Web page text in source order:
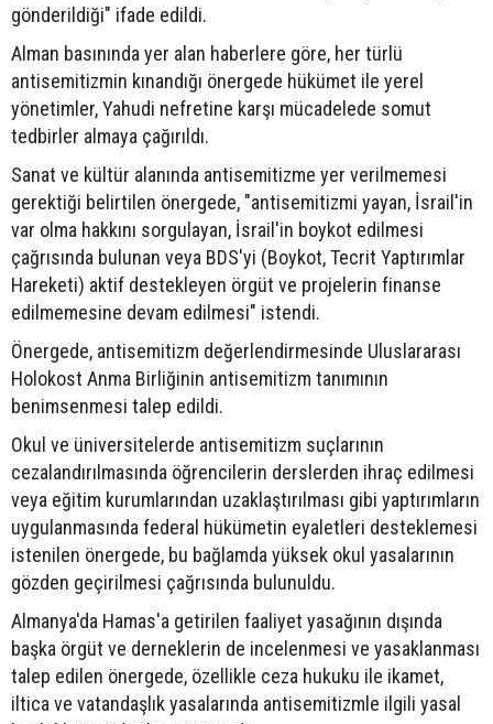
gönderildiği" ifade edildi.
Alman basınında yer alan haberlere göre, her türlü
antisemitizmin kınandığı önergede hükümet ile yerel
yönetimler, Yahudi nefretine karşı mücadelede somut
tedbirler almaya çağırıldı.
Sanat ve kültür alanında antisemitizme yer verilmemesi
gerektiği belirtilen önergede, "antisemitizmi yayan, İsrail'in
var olma hakkını sorgulayan, İsrail'in boykot edilmesi
çağrısında bulunan veya BDS'yi (Boykot, Tecrit Yaptırımlar
Hareketi) aktif destekleyen örgüt ve projelerin finanse
edilmemesine devam edilmesi" istendi.
Önergede, antisemitizm değerlendirmesinde Uluslararası
Holokost Anma Birliğinin antisemitizm tanımının
benimsenmesi talep edildi.
Okul ve üniversitelerde antisemitizm suçlarının
cezalandırılmasında öğrencilerin derslerden ihraç edilmesi
veya eğitim kurumlarından uzaklaştırılması gibi yaptırımların
uygulanmasında federal hükümetin eyaletleri desteklemesi
istenilen önergede, bu bağlamda yüksek okul yasalarının
gözden geçirilmesi çağrısında bulunuldu.
Almanya'da Hamas'a getirilen faaliyet yasağının dışında
başka örgüt ve derneklerin de incelenmesi ve yasaklanması
talep edilen önergede, özellikle ceza hukuku ile ikamet,
iltica ve vatandaşlık yasalarında antisemitizmle ilgili yasal